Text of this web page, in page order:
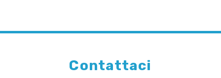
Contattaci